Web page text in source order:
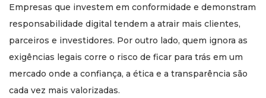
Empresas que investem em conformidade e demonstram
responsabilidade digital tendem a atrair mais clientes,
parceiros e investidores. Por outro lado, quem ignora as
exigências legais corre o risco de ficar para trás em um
mercado onde a confiança, a ética e a transparência são
cada vez mais valorizadas.